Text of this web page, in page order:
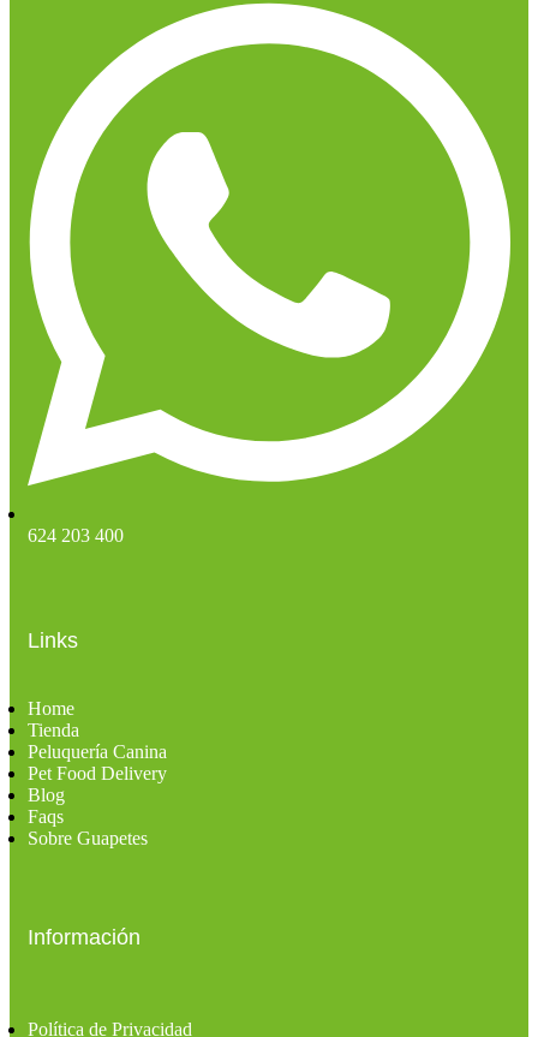
624 203 400
Links
Home
Tienda
Peluquería Canina
Pet Food Delivery
Blog
Faqs
Sobre Guapetes
Información
Política de Privacidad